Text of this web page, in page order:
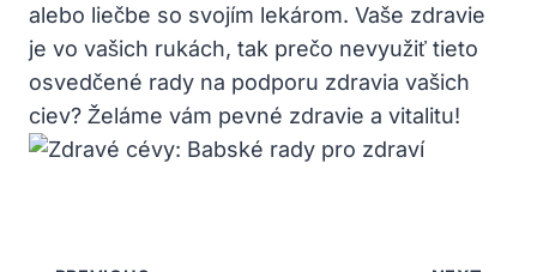
alebo liečbe‌ so‌ svojím⁤ lekárom. Vaše ⁢zdravie
je vo vašich rukách,‌ tak prečo nevyužiť ‍tieto
osvedčené rady na ​podporu zdravia vašich
ciev? Želáme⁣ vám pevné zdravie a​ vitalitu!